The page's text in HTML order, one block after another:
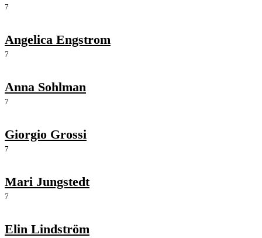
7
Angelica Engstrom
7
Anna Sohlman
7
Giorgio Grossi
7
Mari Jungstedt
7
Elin Lindström